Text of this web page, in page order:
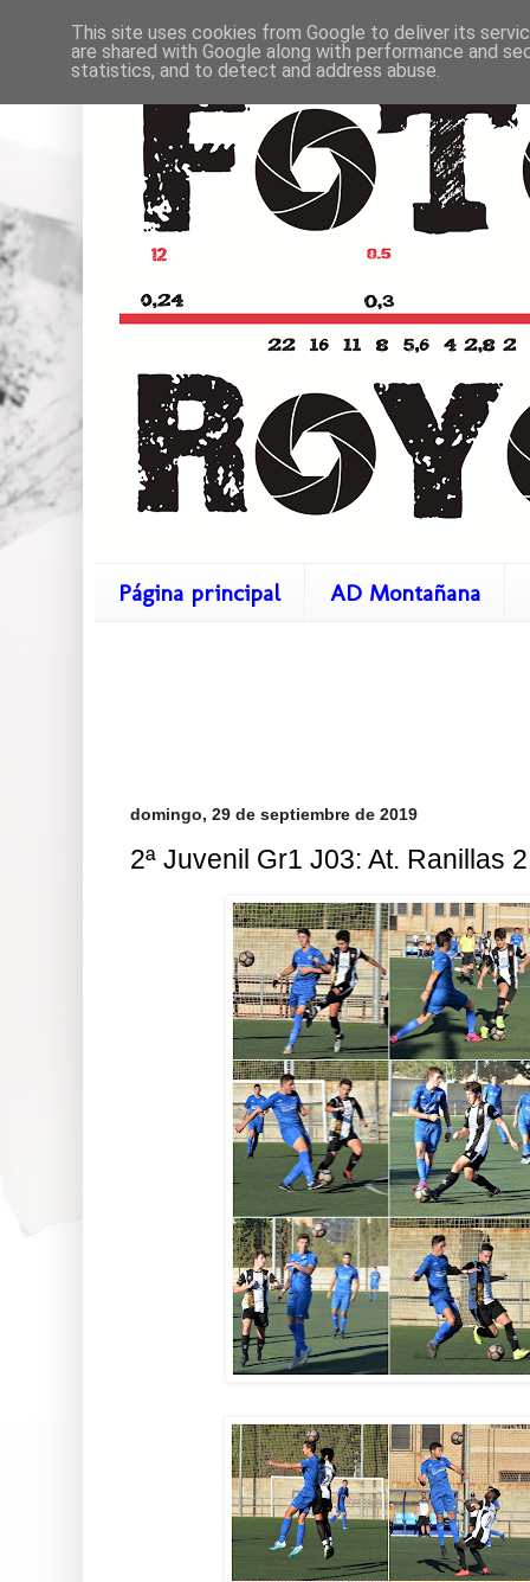
Página principal AD Montañana
domingo, 29 de septiembre de 2019
2ª Juvenil Gr1 J03: At. Ranillas
This site uses cookies from Google to deliver its
are shared with Google along with performance and
statistics, and to detect and address abuse.